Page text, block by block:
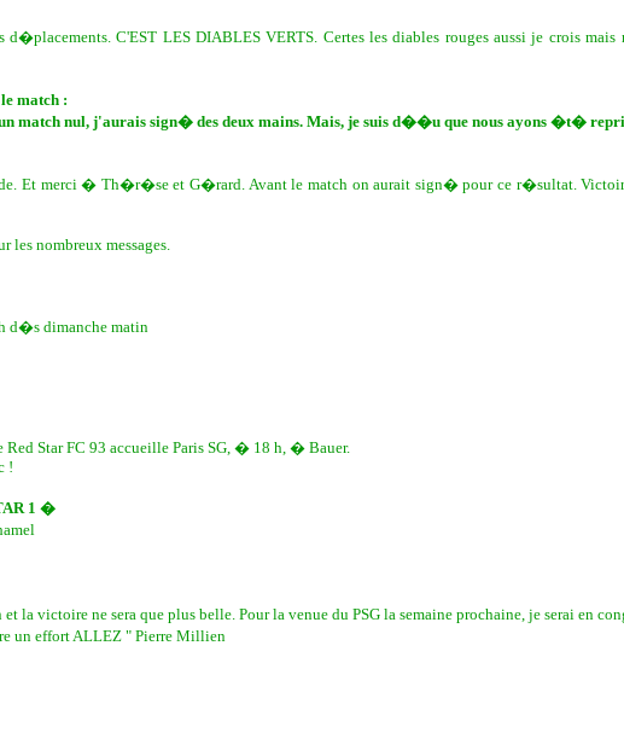
d�placements. C'EST LES DIABLES VERTS. Certes les diables rouges aussi je crois
match :
match nul, j'aurais sign� des deux mains. Mais, je suis d��u que nous ayons �t�
Et merci � Th�r�se et G�rard. Avant le match on aurait sign� pour ce r�sultat.
nombreux messages.
d�s dimanche matin
Red Star FC 93 accueille Paris SG, � 18 h, � Bauer.
!
1 �
la victoire ne sera que plus belle. Pour la venue du PSG la semaine prochaine, je serai en
un effort ALLEZ " Pierre Millien